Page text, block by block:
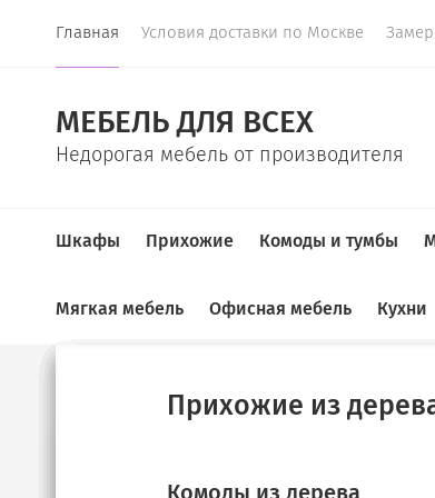
Главная Условия доставки по Москве
МЕБЕЛЬ ДЛЯ ВСЕХ
Недорогая мебель от производителя
Шкафы
Купе
Прихожие
Прихожие
Угловые прихожие
Комоды и тумбы
Комоды
Тумбы под ТВ
ТВ-тумбы
Шкафы для книг
Спальные
Детские
Диваны в детскую
Мягкая мебель
Детские диваны
Угловые диваны
Офисная мебель
Шкафы для
Кухни
Кухонные
Диваны на кухню
Прихожие из
Комоды из дерева